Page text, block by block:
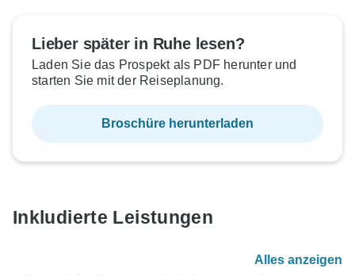
Lieber später in Ruhe lesen?
Laden Sie das Prospekt als PDF herunter und
starten Sie mit der Reiseplanung.
Broschüre herunterladen
Inkludierte Leistungen
Alles anzeigen